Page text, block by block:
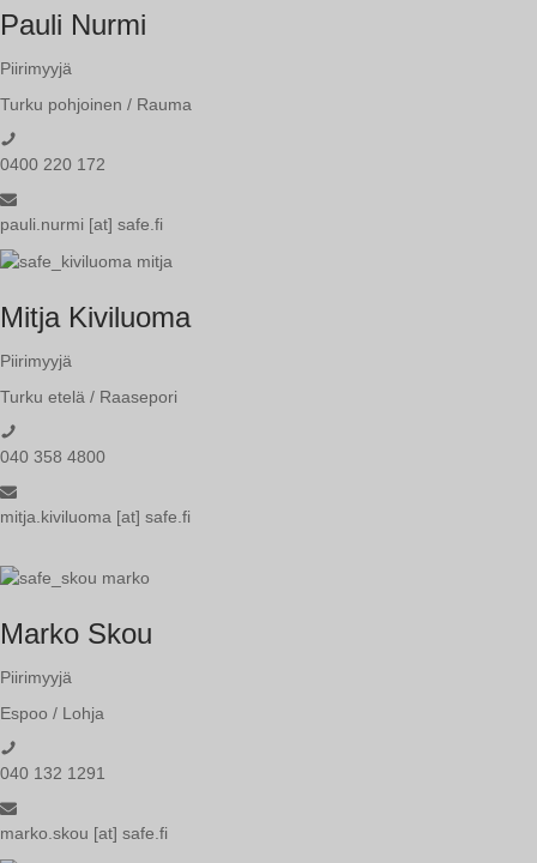
Pauli Nurmi
Piirimyyjä
Turku pohjoinen / Rauma
0400 220 172
pauli.nurmi [at] safe.fi
Mitja Kiviluoma
Piirimyyjä
Turku etelä / Raasepori
040 358 4800
mitja.kiviluoma [at] safe.fi
Marko Skou
Piirimyyjä
Espoo / Lohja
040 132 1291
marko.skou [at] safe.fi